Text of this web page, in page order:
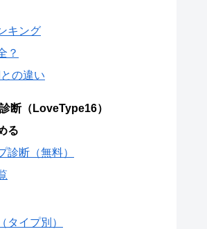
キング
？
の違い
断（LoveType16）
る
診断（無料）
タイプ別）